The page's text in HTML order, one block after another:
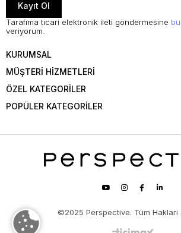
Kayıt Ol
Tarafıma ticari elektronik ileti göndermesine
veriyorum.
KURUMSAL
MÜŞTERİ HİZMETLERİ
ÖZEL KATEGORİLER
POPÜLER KATEGORİLER
©2025 Perspective. Tüm Hakları